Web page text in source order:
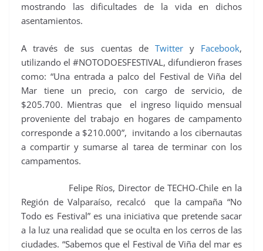
mostrando las dificultades de la vida en dichos
asentamientos.
A través de sus cuentas de Twittery Facebook,
utilizando el #NOTODOESFESTIVAL, difundieron frases
como: “Una entrada a palco del Festival de Viña del
Mar tiene un precio, con cargo de servicio, de
$205.700. Mientras que el ingreso liquido mensual
proveniente del trabajo en hogares de campamento
corresponde a $210.000”, invitando a los cibernautas
a compartir y sumarse al tarea de terminar con los
campamentos.
Felipe Ríos, Director de TECHO-Chile en la
Región de Valparaíso, recalcó que la campaña “No
Todo es Festival” es una iniciativa que pretende sacar
a la luz una realidad que se oculta en los cerros de las
ciudades. “Sabemos que el Festival de Viña del mar es